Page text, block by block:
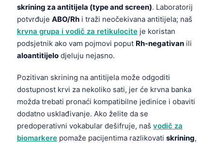
skrining za antitijela (type and screen). Laboratorij
potvrđuje ABO/Rh i traži neočekivana antitijela; naš
krvna grupa i vodič za retikulocite je koristan
podsjetnik ako vam pojmovi poput Rh-negativan ili
aloantitijelo djeluju nejasno.
Pozitivan skrining na antitijela može odgoditi
dostupnost krvi za nekoliko sati, jer će krvna banka
možda trebati pronaći kompatibilne jedinice i obaviti
dodatno usklađivanje. Ako želite da se
predoperativni vokabular dešifruje, naš vodič za
biomarkere pomaže pacijentima razlikovati skrining,
Hrvatski
Slovenčina
كوردی‎
پښتو
سنڌي
සිංහල
অসমীয়া
Galego
Latviešu valoda